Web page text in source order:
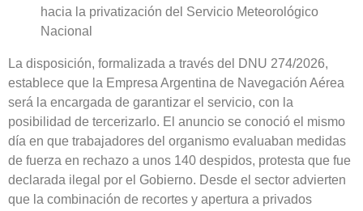
La disposición, formalizada a través del DNU 274/2026,
establece que la Empresa Argentina de Navegación Aérea
será la encargada de garantizar el servicio, con la
posibilidad de tercerizarlo. El anuncio se conoció el mismo
día en que trabajadores del organismo evaluaban medidas
de fuerza en rechazo a unos 140 despidos, protesta que fue
declarada ilegal por el Gobierno. Desde el sector advierten
que la combinación de recortes y apertura a privados